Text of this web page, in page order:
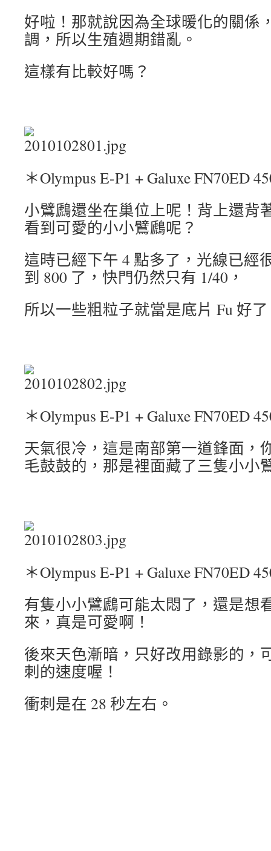
好啦！那就說因為全球暖化的關係
調，所以生殖週期錯亂。
這樣有比較好嗎？
＊Olympus E-P1 + Galuxe FN70ED
小鷿鷉還坐在巢位上呢！背上還背
看到可愛的小小鷿鷉呢？
這時已經下午 4 點多了，光線已經
到 800 了，快門仍然只有 1/40，
所以一些粗粒子就當是底片 Fu 好
＊Olympus E-P1 + Galuxe FN70ED
天氣很冷，這是南部第一道鋒面，
毛鼓鼓的，那是裡面藏了三隻小小
＊Olympus E-P1 + Galuxe FN70ED
有隻小小鷿鷉可能太悶了，還是想
來，真是可愛啊！
後來天色漸暗，只好改用錄影的，
刺的速度喔！
衝刺是在 28 秒左右。